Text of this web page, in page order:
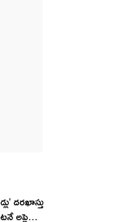
దరఖాస్తు
అప్లై